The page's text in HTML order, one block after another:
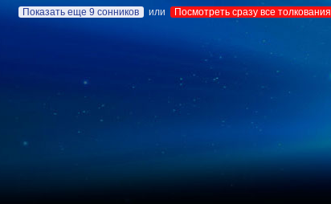
Показать еще 9 сонников или Посмотреть сразу все толкования